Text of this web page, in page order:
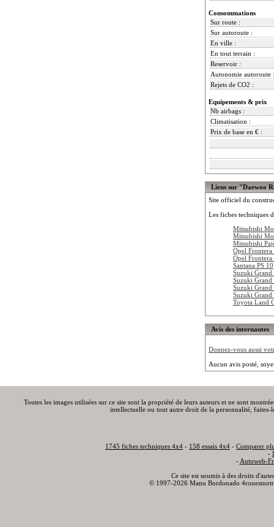
Consommations
Sur route :
Sur autoroute :
En ville :
En tout terrain :
Reservoir :
Autonomie autoroute :
Rejets de CO2 :
Equipements & prix
Nb airbags :
Climatisation :
Prix de base en € :
Liens sur "Daewoo
Site officiel du
Les fiches techniques
Mitsubishi
Mitsubishi
Mitsubishi
Opel
Opel
Santana PS 10
Suzuki
Suzuki
Suzuki
Suzuki
Toyota Land
Avis des internautes
Donnez-vous aussi
Aucun avis posté,
Toutes les images utilisées sur ce site sont la propriété de leurs auteurs et ne sont
intellectuelle ou tout autre droit de la personnalité,
1745 fiches techniques 4x4 - 158 essais 4x4 - Comparer
-
- Autoweb-
Ce site est soumis à des droits
© 1997-2026 Manu Bordonado